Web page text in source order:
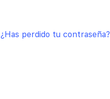
¿Has perdido tu contraseña?